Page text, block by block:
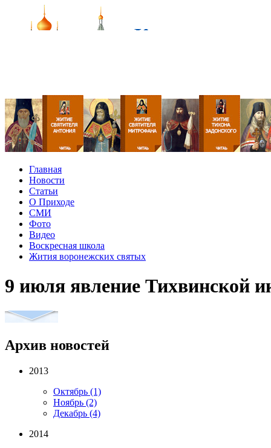
Главная
Новости
Статьи
О Приходе
СМИ
Фото
Видео
Воскресная школа
Жития воронежских святых
9 июля явление Тихвинской
Архив новостей
2013
Октябрь (1)
Ноябрь (2)
Декабрь (4)
2014